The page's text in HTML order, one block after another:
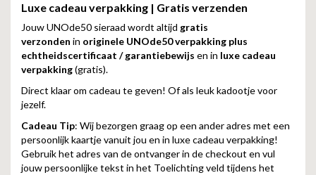
Luxe cadeau verpakking | Gratis verzenden
Jouw UNOde50 sieraad wordt altijd gratis
verzonden in originele UNOde50 verpakking plus
echtheidscertificaat / garantiebewijs en in luxe cadeau
verpakking(gratis).
Direct klaar om cadeau te geven! Of als leuk kadootje voor
jezelf.
Cadeau Tip: Wij bezorgen graag op een ander adres met een
persoonlijk kaartje vanuit jou en in luxe cadeau verpakking!
Gebruik het adres van de ontvanger in de checkout en vul
jouw persoonlijke tekst in het Toelichting veld tijdens het